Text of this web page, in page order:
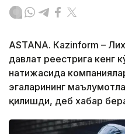
ASTANА. Кazinform –
давлат реестрига кенг
натижасида
эгаларининг
қилишди, деб хабар